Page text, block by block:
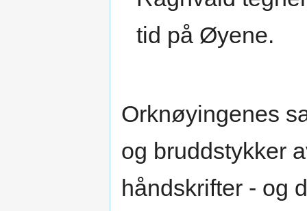
tid på Øyene.
Orknøyingenes
og bruddstykker
håndskrifter - og